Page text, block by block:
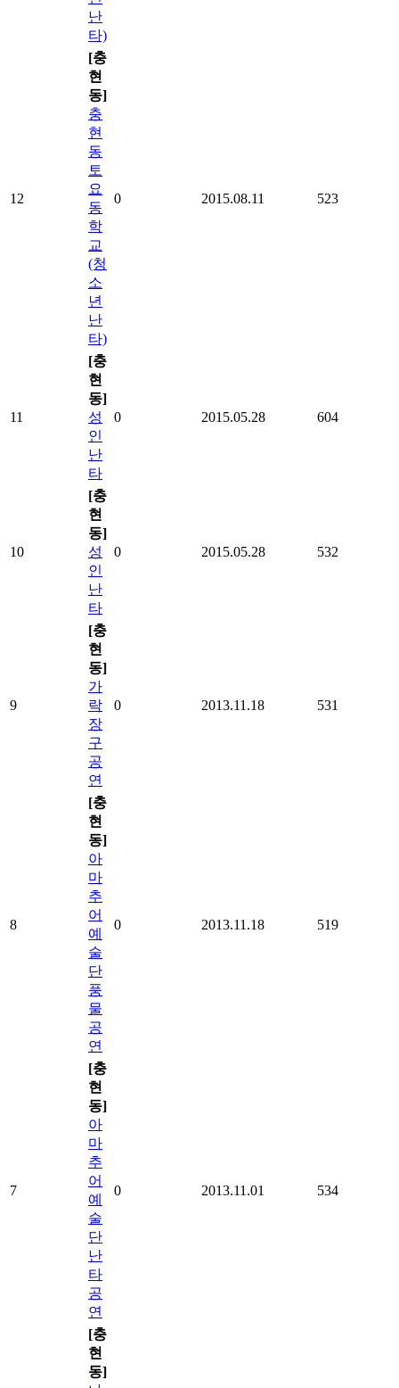
난
타)
12
[충
현
동]
충
현
동
토
요
동
학
교
(청
소
년
난
타)
0 2015.08.11 523
11
[충
현
동]
성
인
난
타
0 2015.05.28 604
10
[충
현
동]
성
인
난
타
0 2015.05.28 532
9
[충
현
동]
가
락
장
구
공
연
0 2013.11.18 531
8
[충
현
동]
아
마
추
어
예
술
단
풍
물
공
연
0 2013.11.18 519
7
[충
현
동]
아
마
추
어
예
술
단
난
타
공
연
0 2013.11.01 534
[충
현
동]